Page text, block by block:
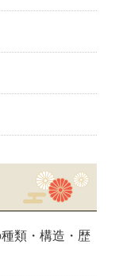
類・構造・歴